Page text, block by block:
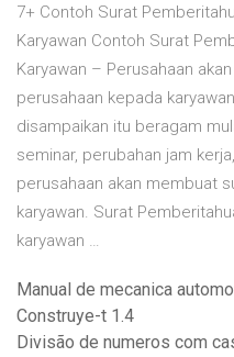
7+ Contoh Surat
Karyawan Contoh Surat
Karyawan – Perusahaan
perusahaan kepada
disampaikan itu beragam
seminar, perubahan jam
perusahaan akan membuat
karyawan. Surat
karyawan …
Manual de mecanica
Construye-t 1.4
Divisão de numeros com